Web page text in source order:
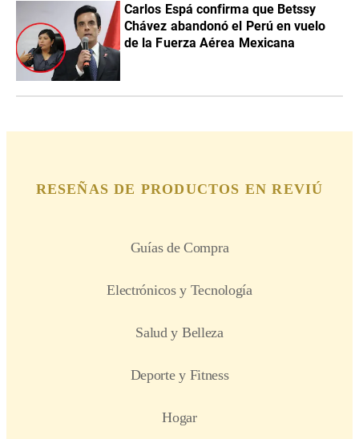
Carlos Espá confirma que Betssy
Chávez abandonó el Perú en vuelo
de la Fuerza Aérea Mexicana